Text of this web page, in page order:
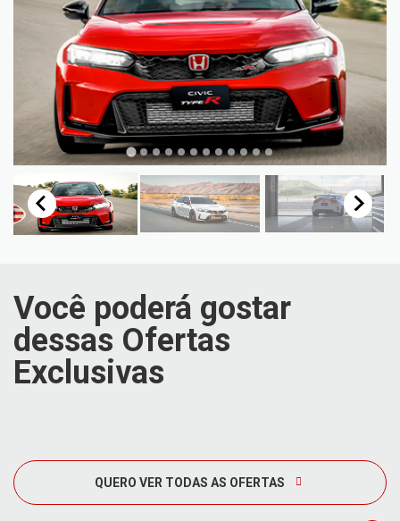
Você poderá gostar
dessas Ofertas
Exclusivas
QUERO VER TODAS AS OFERTAS